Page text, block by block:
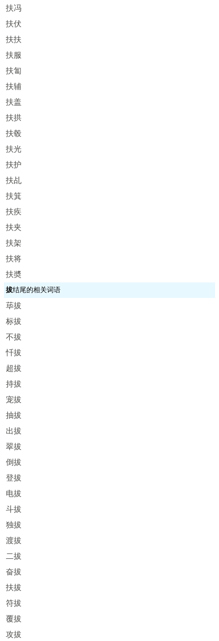
扶冯
扶伏
扶扶
扶服
扶匐
扶辅
扶盖
扶拱
扶毂
扶光
扶护
扶乩
扶箕
扶疾
扶夹
扶架
扶将
扶奬
拔结尾的相关词语
荜拔
标拔
不拔
忏拔
超拔
持拔
宠拔
抽拔
出拔
翠拔
倒拔
登拔
电拔
斗拔
独拔
渡拔
二拔
奋拔
扶拔
符拔
覆拔
攻拔